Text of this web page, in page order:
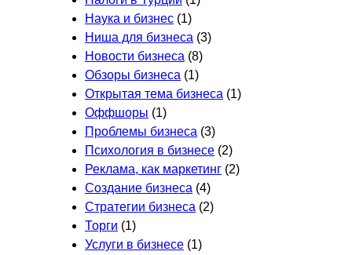
Наука и бизнес (1)
Ниша для бизнеса (3)
Новости бизнеса (8)
Обзоры бизнеса (1)
Открытая тема бизнеса (1)
Оффшоры (1)
Проблемы бизнеса (3)
Психология в бизнесе (2)
Реклама, как маркетинг (2)
Создание бизнеса (4)
Стратегии бизнеса (2)
Торги (1)
Услуги в бизнесе (1)